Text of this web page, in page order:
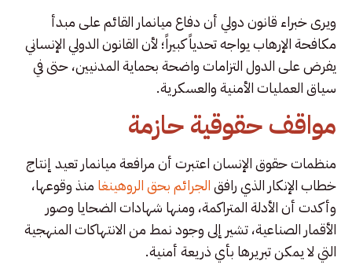
ويرى خبراء قانون دولي أن دفاع ميانمار القائم على مبدأ
مكافحة الإرهاب يواجه تحدياً كبيراً؛ لأن القانون الدولي الإنساني
يفرض على الدول التزامات واضحة بحماية المدنيين، حتى في
سياق العمليات الأمنية والعسكرية.
مواقف حقوقية حازمة
منظمات حقوق الإنسان اعتبرت أن مرافعة ميانمار تعيد إنتاج
خطاب الإنكار الذي رافقالجرائم بحق الروهينغا منذ وقوعها،
وأكدت أن الأدلة المتراكمة، ومنها شهادات الضحايا وصور
الأقمار الصناعية، تشير إلى وجود نمط من الانتهاكات المنهجية
التي لا يمكن تبريرها بأي ذريعة أمنية.